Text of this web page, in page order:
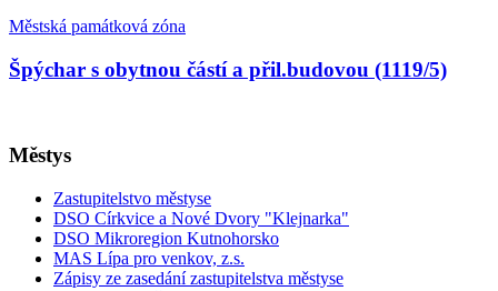
Městská památková zóna
Špýchar s obytnou částí a přil.budovou (1119/5)
Městys
Zastupitelstvo městyse
DSO Církvice a Nové Dvory "Klejnarka"
DSO Mikroregion Kutnohorsko
MAS Lípa pro venkov, z.s.
Zápisy ze zasedání zastupitelstva městyse